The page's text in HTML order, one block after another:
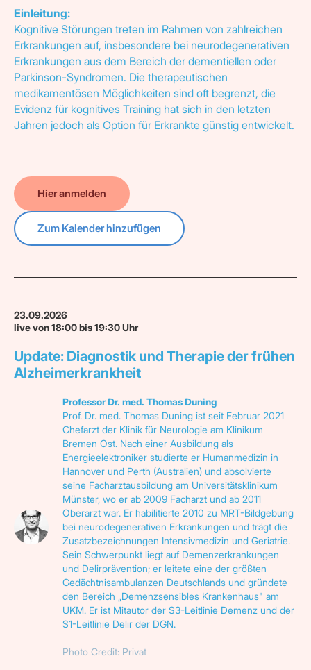
Einleitung:
Kognitive Störungen treten im Rahmen von zahlreichen
Erkrankungen auf, insbesondere bei neurodegenerativen
Erkrankungen aus dem Bereich der dementiellen oder
Parkinson-Syndromen. Die therapeutischen
medikamentösen Möglichkeiten sind oft begrenzt, die
Evidenz für kognitives Training hat sich in den letzten
Jahren jedoch als Option für Erkrankte günstig entwickelt.
Hier anmelden
Zum Kalender hinzufügen
23.09.2026
live von 18:00 bis 19:30 Uhr
Update: Diagnostik und Therapie der frühen
Alzheimerkrankheit
Professor Dr. med. Thomas Duning
Prof. Dr. med. Thomas Duning ist seit Februar 2021
Chefarzt der Klinik für Neurologie am Klinikum
Bremen Ost. Nach einer Ausbildung als
Energieelektroniker studierte er Humanmedizin in
Hannover und Perth (Australien) und absolvierte
seine Facharztausbildung am Universitätsklinikum
Münster, wo er ab 2009 Facharzt und ab 2011
Oberarzt war. Er habilitierte 2010 zu MRT-Bildgebung
bei neurodegenerativen Erkrankungen und trägt die
Zusatzbezeichnungen Intensivmedizin und Geriatrie.
Sein Schwerpunkt liegt auf Demenzerkrankungen
und Delirprävention; er leitete eine der größten
Gedächtnisambulanzen Deutschlands und gründete
den Bereich „Demenzsensibles Krankenhaus" am
UKM. Er ist Mitautor der S3-Leitlinie Demenz und der
S1-Leitlinie Delir der DGN.
Photo Credit: Privat